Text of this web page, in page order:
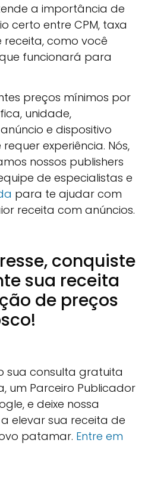
a importância de
certo entre CPM, taxa
como você
funcionará para
preços mínimos por
unidade,
e dispositivo
experiência. Nós,
nossos publishers
de especialistas e
para te ajudar com
receita com anúncios.
conquiste
sua receita
de preços
sua consulta gratuita
um Parceiro Publicador
e deixe nossa
elevar sua receita de
patamar. Entre em